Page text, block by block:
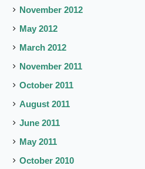
November 2012
May 2012
March 2012
November 2011
October 2011
August 2011
June 2011
May 2011
October 2010